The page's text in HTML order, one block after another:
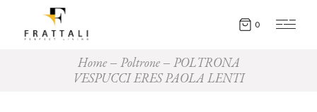
0
Home Poltrone
POLTRONA
VESPUCCI ERES PAOLA LENTI